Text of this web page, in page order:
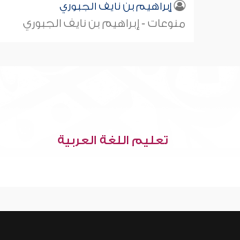
إبراهيم بن نايف الجبوري
منوعات - إبراهيم بن نايف الجبوري
تعليم اللغة العربية